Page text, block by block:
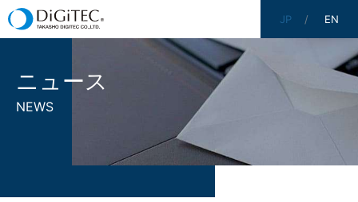
JP EN
ニュース
NEWS